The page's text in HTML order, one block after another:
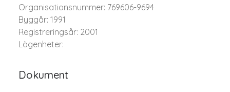
Organisationsnummer: 769606-9694
Byggår: 1991
Registreringsår: 2001
Lägenheter:
Dokument